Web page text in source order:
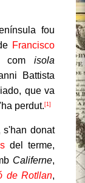
fou
Francisco
comisola
Battista
que va
perdut. [1]
s'han donat
del terme,
Califerne,
de Rotllan,